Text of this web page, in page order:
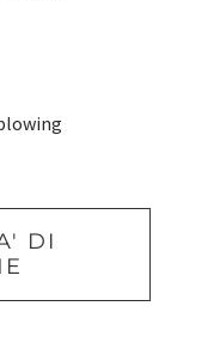
DI